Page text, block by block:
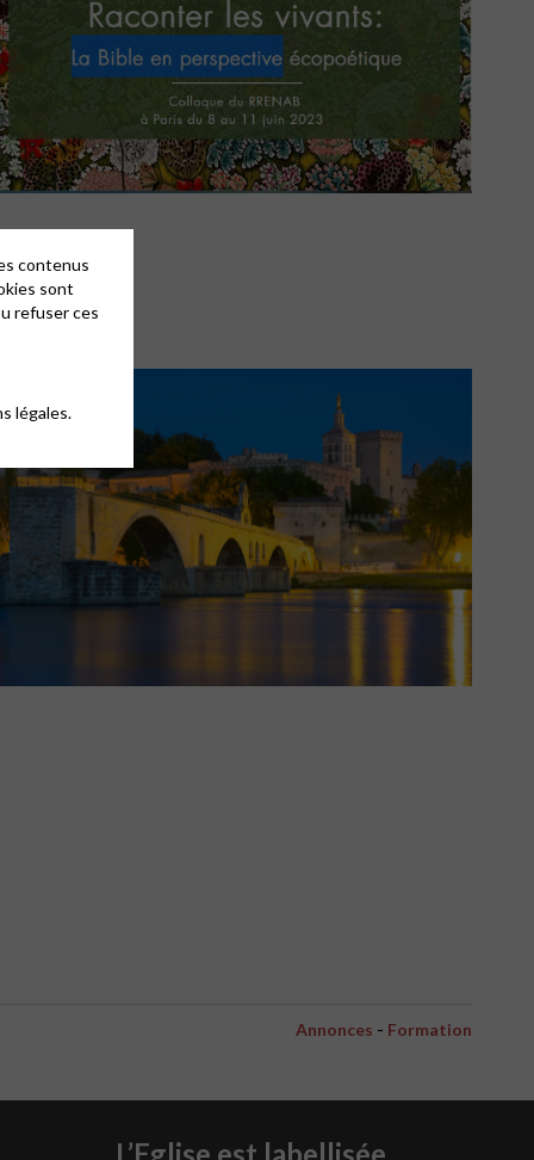
Annonces - Formation
contenus
sont
refuser ces
légales.